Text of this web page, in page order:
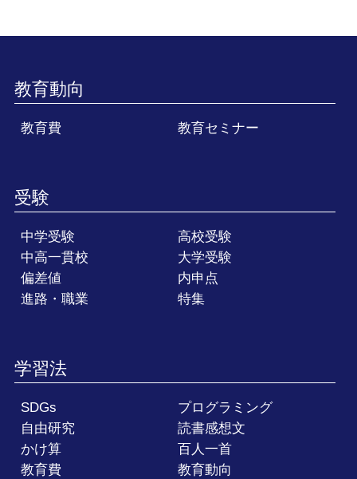
教育動向
教育費 教育セミナー
受験
中学受験
高校受験
中高一貫校
大学受験
偏差値
内申点
進路・職業
特集
学習法
SDGs
プログラミング
自由研究
読書感想文
かけ算
百人一首
教育費
教育動向